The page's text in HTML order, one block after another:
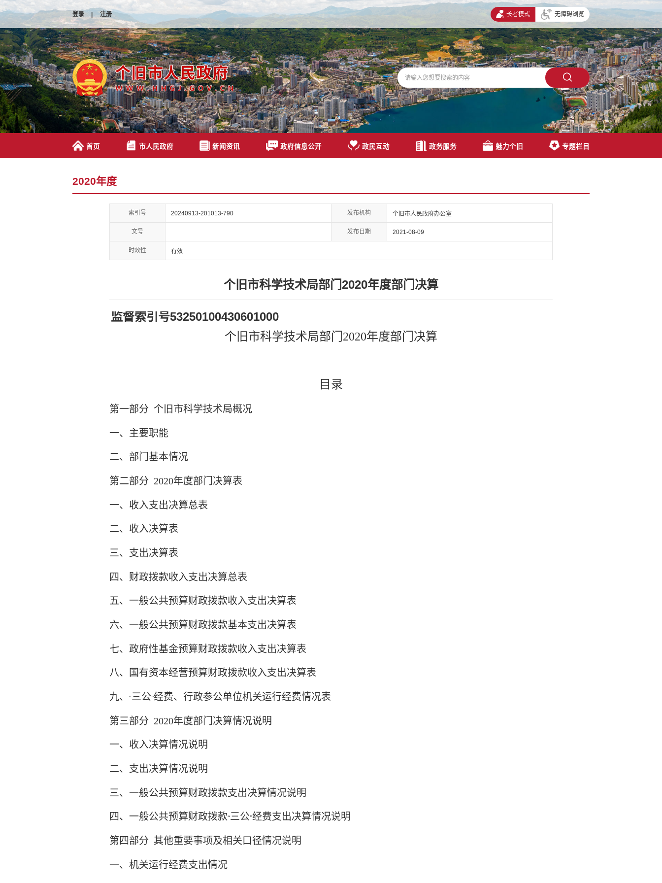
登录 | 注册 长者模式 无障碍浏览
首页 市人民政府 新闻资讯 政府信息公开 政民互动 政务服务 魅力个旧 专题栏目
2020年度
索引号 20240913-201013-790 发布机构 个旧市人民政府办公室
文号 发布日期 2021-08-09
时效性 有效
个旧市科学技术局部门2020年度部门决算
监督索引号53250100430601000
个旧市科学技术局部门 2020年度部门决算
目录
第一部分 个旧市科学技术局概况
一、主要职能
二、部门基本情况
第二部分 2020年度部门决算表
一、收入支出决算总表
二、收入决算表
三、支出决算表
四、财政拨款收入支出决算总表
五、一般公共预算财政拨款收入支出决算表
六、一般公共预算财政拨款基本支出决算表
七、政府性基金预算财政拨款收入支出决算表
八、国有资本经营预算财政拨款收入支出决算表
九、 “三公”经费、行政参公单位机关运行经费情况表
第三部分 2020年度部门决算情况说明
一、收入决算情况说明
二、支出决算情况说明
三、一般公共预算财政拨款支出决算情况说明
四、一般公共预算财政拨款“三公”经费支出决算情况说明
第四部分 其他重要事项及相关口径情况说明
一、机关运行经费支出情况